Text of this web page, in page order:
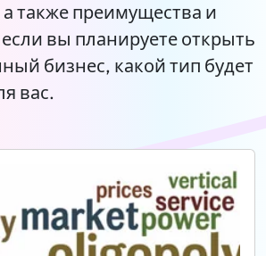
также преимущества и
вы планируете открыть
бизнес, какой тип будет
вас.